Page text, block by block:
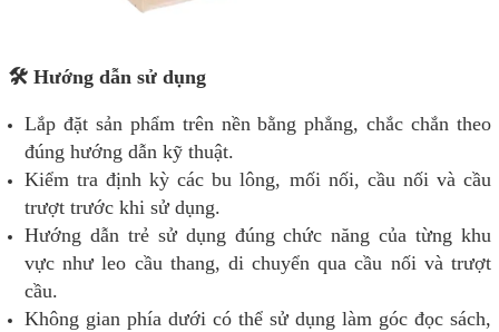
🛠️ Hướng dẫn sử dụng
Lắp đặt sản phẩm trên nền bằng phẳng, chắc chắn theo
đúng hướng dẫn kỹ thuật.
Kiểm tra định kỳ các bu lông, mối nối, cầu nối và cầu
trượt trước khi sử dụng.
Hướng dẫn trẻ sử dụng đúng chức năng của từng khu
vực như leo cầu thang, di chuyển qua cầu nối và trượt
cầu.
Không gian phía dưới có thể sử dụng làm góc đọc sách,